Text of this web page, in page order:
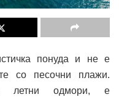
понуда и не е
со песочни плажи.
летни одмори, е